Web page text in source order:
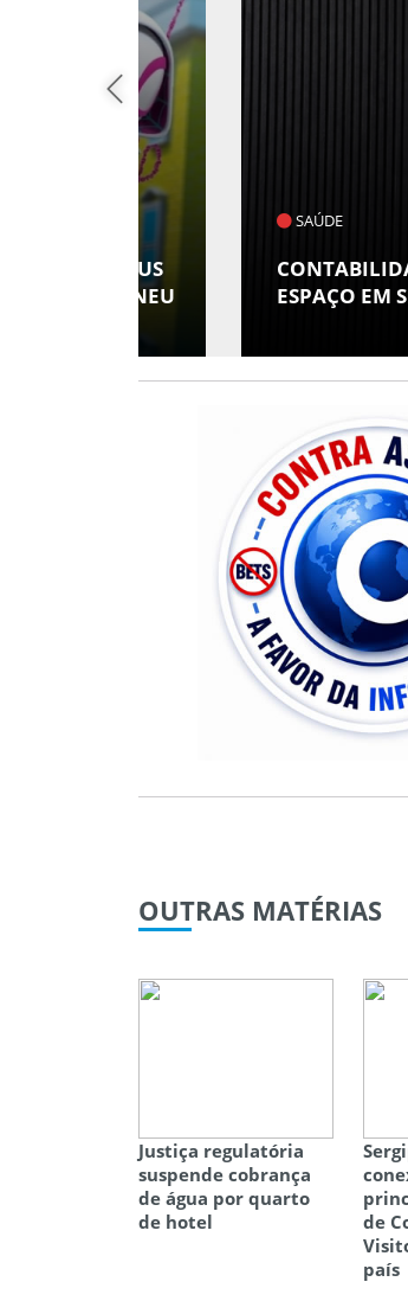
CONTABILIDADE
ESPAÇO EM
OUTRAS MATÉRIAS
Justiça regulatória
suspende cobrança
de água por quarto
de hotel
de
país